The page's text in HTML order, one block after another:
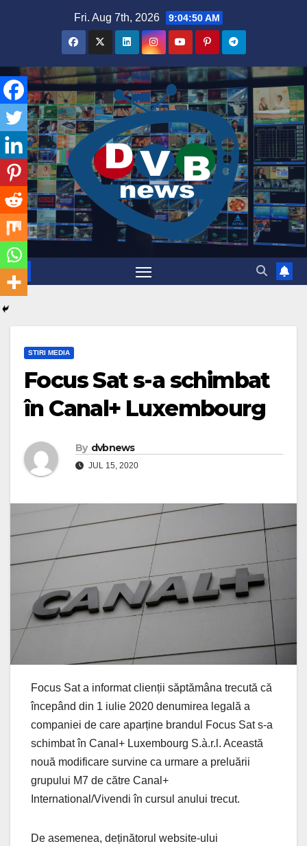
Fri. Aug 7th, 2026 9:04:50 AM
STIRI MEDIA
Focus Sat s-a schimbat
în Canal+ Luxembourg
By dvbnews
JUL 15, 2020
Focus Sat a informat clienții săptămâna trecută că
începând din 1 iulie 2020 denumirea legală a
companiei de care aparține brandul Focus Sat s-a
schimbat în Canal+ Luxembourg S.à.r.l. Această
nouă modificare survine ca urmare a preluării
grupului M7 de către Canal+
International/Vivendi în cursul anului trecut.
De asemenea, deținătorul website-ului